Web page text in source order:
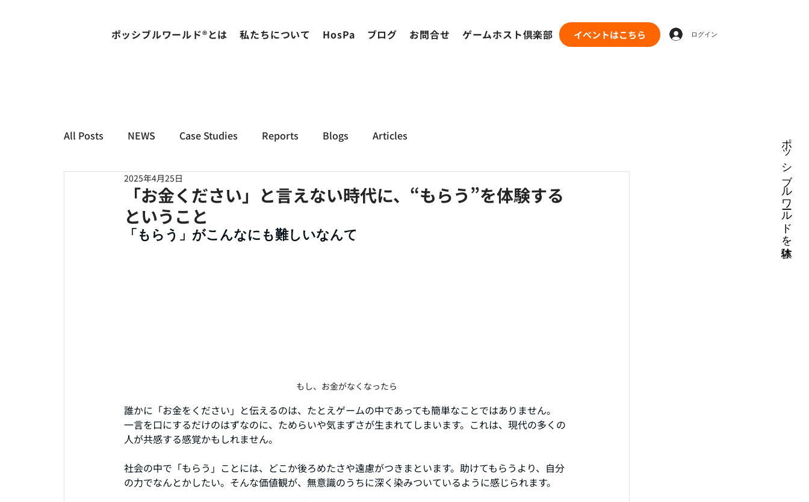
ポッシブルワールド®とは 私たちについて HosPa ブログ お問合せ ゲームホスト倶楽部 イベントはこちら ログイン
All Posts NEWS Case Studies Reports Blogs Articles
「お金ください」と言えない時代に、“もらう”を体験する
ということ
2025年4月25日
「もらう」がこんなにも難しいなんて
もし、お金がなくなったら
誰かに「お金をください」と伝えるのは、たとえゲームの中であっても簡単なことではありません。
一言を口にするだけのはずなのに、ためらいや気まずさが生まれてしまいます。これは、現代の多くの
人が共感する感覚かもしれません。
社会の中で「もらう」ことには、どこか後ろめたさや遠慮がつきまといます。助けてもらうより、自分
の力でなんとかしたい。そんな価値観が、無意識のうちに深く染みついているように感じられます。
ポッシブルワールドを体験